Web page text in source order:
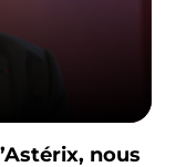
nous